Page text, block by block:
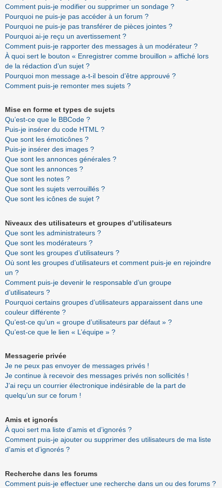
Comment puis-je modifier ou supprimer un sondage ?
Pourquoi ne puis-je pas accéder à un forum ?
Pourquoi ne puis-je pas transférer de pièces jointes ?
Pourquoi ai-je reçu un avertissement ?
Comment puis-je rapporter des messages à un modérateur ?
À quoi sert le bouton « Enregistrer comme brouillon » affiché lors
de la rédaction d’un sujet ?
Pourquoi mon message a-t-il besoin d’être approuvé ?
Comment puis-je remonter mes sujets ?
Mise en forme et types de sujets
Qu’est-ce que le BBCode ?
Puis-je insérer du code HTML ?
Que sont les émoticônes ?
Puis-je insérer des images ?
Que sont les annonces générales ?
Que sont les annonces ?
Que sont les notes ?
Que sont les sujets verrouillés ?
Que sont les icônes de sujet ?
Niveaux des utilisateurs et groupes d’utilisateurs
Que sont les administrateurs ?
Que sont les modérateurs ?
Que sont les groupes d’utilisateurs ?
Où sont les groupes d’utilisateurs et comment puis-je en rejoindre
un ?
Comment puis-je devenir le responsable d’un groupe
d’utilisateurs ?
Pourquoi certains groupes d’utilisateurs apparaissent dans une
couleur différente ?
Qu’est-ce qu’un « groupe d’utilisateurs par défaut » ?
Qu’est-ce que le lien « L’équipe » ?
Messagerie privée
Je ne peux pas envoyer de messages privés !
Je continue à recevoir des messages privés non sollicités !
J’ai reçu un courrier électronique indésirable de la part de
quelqu’un sur ce forum !
Amis et ignorés
À quoi sert ma liste d’amis et d’ignorés ?
Comment puis-je ajouter ou supprimer des utilisateurs de ma liste
d’amis et d’ignorés ?
Recherche dans les forums
Comment puis-je effectuer une recherche dans un ou des forums ?